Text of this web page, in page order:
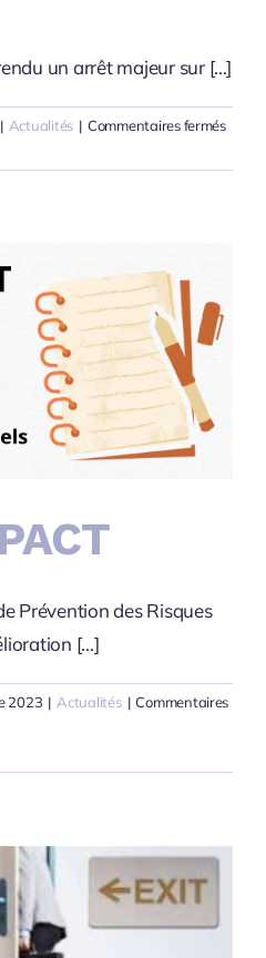
un arrêt majeur sur [...]
| Actualités | Commentaires ferméssur
Prévention des Risques
[...]
2023 | Actualités | Commentaires